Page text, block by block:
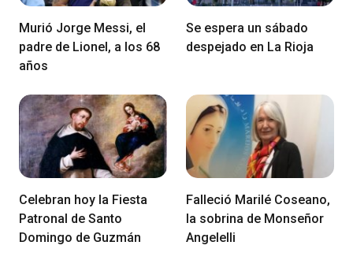
Murió Jorge Messi, el
padre de Lionel, a los 68
años
Se espera un sábado
despejado en La Rioja
Celebran hoy la Fiesta
Patronal de Santo
Domingo de Guzmán
Falleció Marilé Coseano,
la sobrina de Monseñor
Angelelli